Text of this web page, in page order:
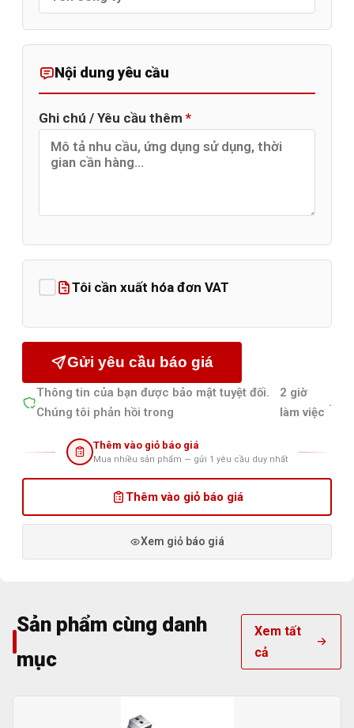
Nội dung yêu cầu
Ghi chú / Yêu cầu thêm *
Tôi cần xuất hóa đơn VAT
Gửi yêu cầu báo giá
Thông tin của bạn được bảo mật tuyệt đối.
Chúng tôi phản hồi trong
2 giờ
làm việc
.
Thêm vào giỏ báo giá
Mua nhiều sản phẩm — gửi 1 yêu cầu duy nhất
Thêm vào giỏ báo giá
Xem giỏ báo giá
Sản phẩm cùng danh
mục
Xem tất
cả